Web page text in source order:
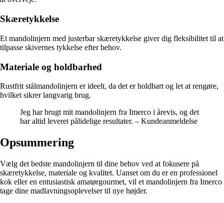
Skæretykkelse
Et mandolinjern med justerbar skæretykkelse giver dig fleksibilitet til at
tilpasse skivernes tykkelse efter behov.
Materiale og holdbarhed
Rustfrit stålmandolinjern er ideelt, da det er holdbart og let at rengøre,
hvilket sikrer langvarig brug.
Jeg har brugt mit mandolinjern fra Imerco i årevis, og det
har altid leveret pålidelige resultater. – Kundeanmeldelse
Opsummering
Vælg det bedste mandolinjern til dine behov ved at fokusere på
skæretykkelse, materiale og kvalitet. Uanset om du er en professionel
kok eller en entusiastisk amatørgourmet, vil et mandolinjern fra Imerco
tage dine madlavningsoplevelser til nye højder.